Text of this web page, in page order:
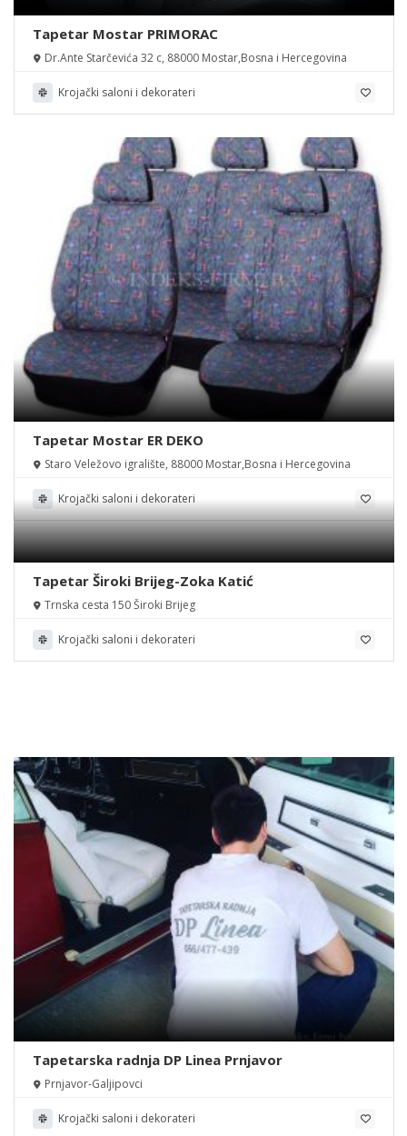
Tapetar Mostar PRIMORAC
Dr.Ante Starčevića 32 c, 88000 Mostar,Bosna i Hercegovina
Krojački saloni i dekorateri
Tapetar Mostar ER DEKO
Staro Veležovo igralište, 88000 Mostar,Bosna i Hercegovina
Krojački saloni i dekorateri
Tapetar Široki Brijeg-Zoka Katić
Trnska cesta 150 Široki Brijeg
Krojački saloni i dekorateri
Tapetarska radnja DP Linea Prnjavor
Prnjavor-Galjipovci
Krojački saloni i dekorateri